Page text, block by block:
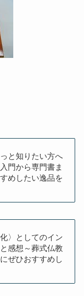
と知りたい方へ
門から専門書ま
めしたい逸品を
〉としてのイン
感想～葬式仏教
ぜひおすすめし